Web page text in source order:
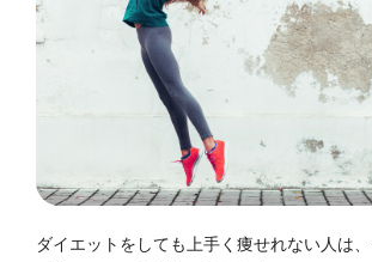
ダイエットをしても上手く痩せれない人は